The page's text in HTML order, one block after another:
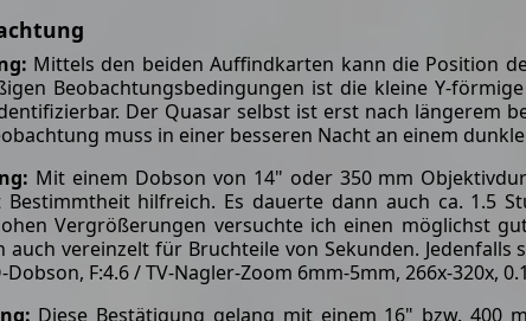
Mittels den beiden Auffindkarten kann die Position
Beobachtungsbedingungen ist die kleine Y-
Der Quasar selbst ist erst nach längerem
muss in einer besseren Nacht an einem
Mit einem Dobson von 14" oder 350 mm
hilfreich. Es dauerte dann auch ca. 1.5
Vergrößerungen versuchte ich einen möglichst
auch vereinzelt für Bruchteile von Sekunden.
F:4.6 / TV-Nagler-Zoom 6mm-5mm, 266x-320x,
Diese Bestätigung gelang mit einem 16" bzw. 400